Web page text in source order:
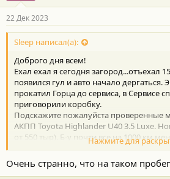
22 Дек 2023
Sleep написал(а):
Доброго дня всем!
Ехал ехал я сегодня загород...отъехал
появился гул и авто начало дергаться.
прокатил Горца до сервиса, в Сервисе
приговорили коробку.
Подскажите пожалуйста проверенные
АКПП Toyota Highlander U40 3.5 Luxe.
от 550 тыр). Б-у почти все на 1000 км
км)
Нажмите для
Очень странно, что на таком